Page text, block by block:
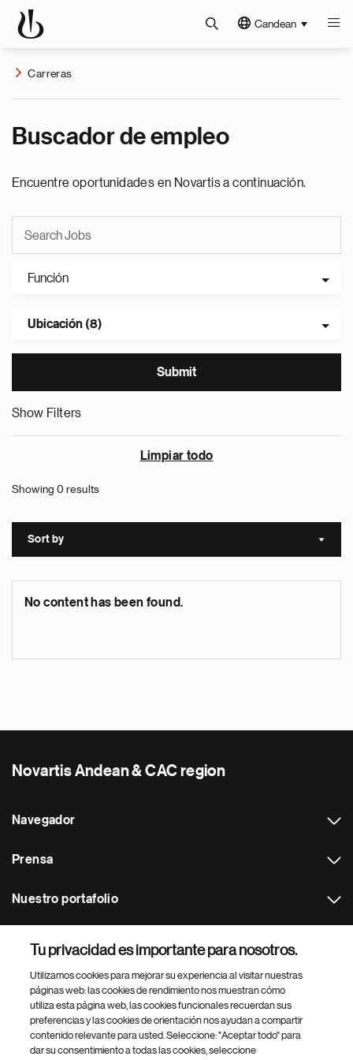
Candean
Carreras
Buscador de empleo
Encuentre oportunidades en Novartis a continuación.
Función
Ubicación (8)
Show Filters
Limpiar todo
Showing 0 results
Sort by Sort
No content has been found.
Novartis Andean & CAC region
Navegador
Prensa
Nuestro portafolio
Footer Site Search
Tu privacidad es importante para nosotros.
Utilizamos cookies para mejorar su experiencia al visitar nuestras
páginas web: las cookies de rendimiento nos muestran cómo
utiliza esta página web, las cookies funcionales recuerdan sus
preferencias y las cookies de orientación nos ayudan a compartir
contenido relevante para usted. Seleccione: "Aceptar todo" para
dar su consentimiento a todas las cookies, seleccione